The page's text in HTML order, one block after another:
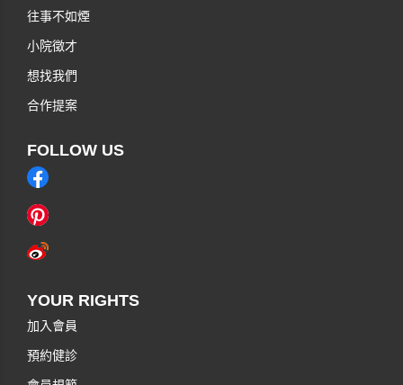
往事不如煙
小院徵才
想找我們
合作提案
FOLLOW US
YOUR RIGHTS
加入會員
預約健診